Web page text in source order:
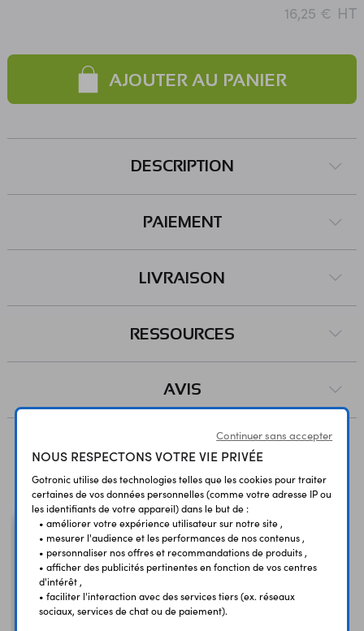
16,25 € HT
AJOUTER AU PANIER
DESCRIPTION
PAIEMENT
LIVRAISON
RESSOURCES
AVIS
Vous avez déja consulté
Continuer sans accepter
NOUS RESPECTONS VOTRE VIE PRIVÉE
Gotronic utilise des technologies telles que les cookies pour traiter
certaines de vos données personnelles (comme votre adresse IP ou
les identifiants de votre appareil) dans le but de :
• améliorer votre expérience utilisateur sur notre site ,
• mesurer l'audience et les performances de nos contenus ,
• personnaliser nos offres et recommandations de produits ,
• afficher des publicités pertinentes en fonction de vos centres
d'intérêt ,
• faciliter l'interaction avec des services tiers (ex. réseaux
sociaux, services de chat ou de paiement).